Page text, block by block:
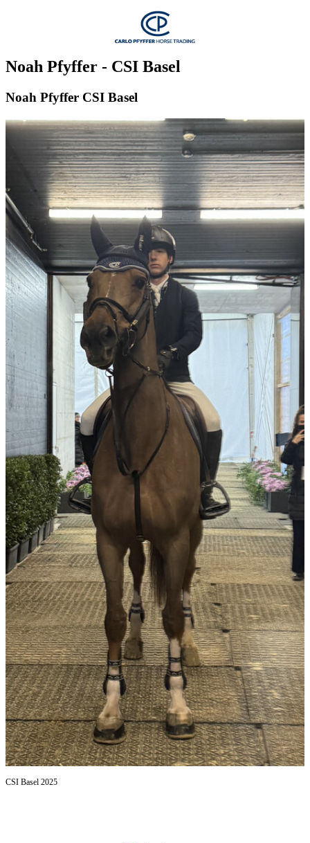
Noah Pfyffer - CSI Basel
Noah Pfyffer CSI Basel
CSI Basel 2025